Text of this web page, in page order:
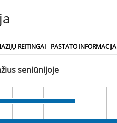
REITINGAI PASTATO INFORMACIJA
seniūnijoje